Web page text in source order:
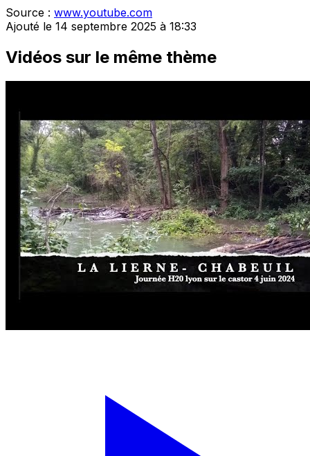
Source : www.youtube.com
Ajouté le 14 septembre 2025 à 18:33
Vidéos sur le même thème